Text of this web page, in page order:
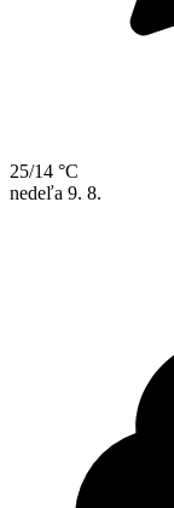
25/14 °C
nedeľa 9. 8.